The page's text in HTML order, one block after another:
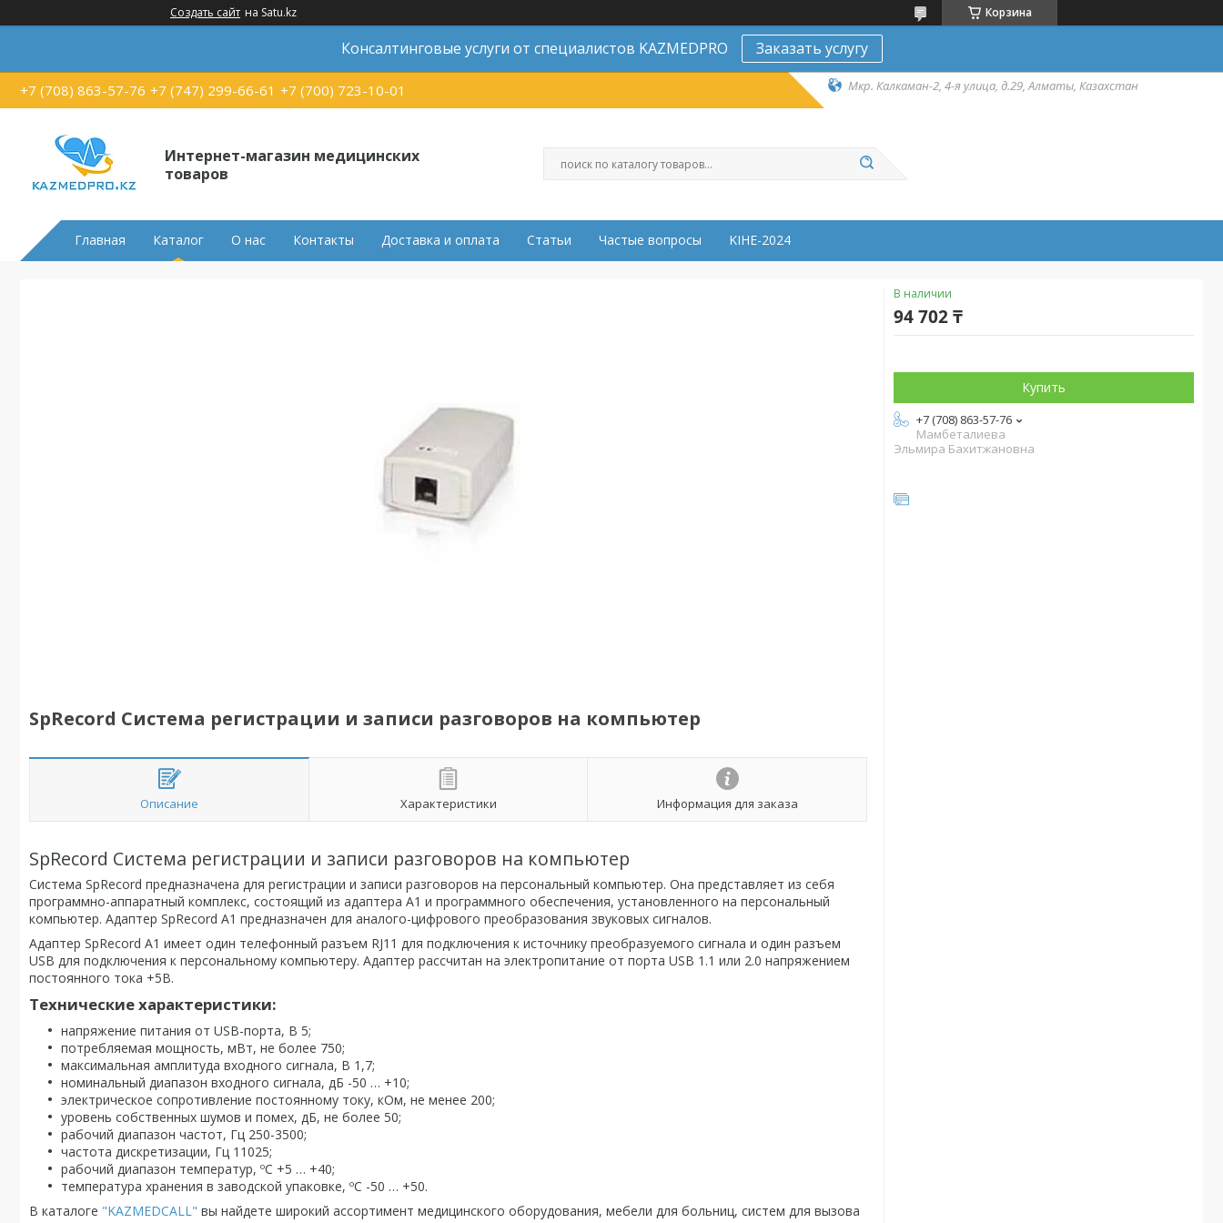
Создать сайт на Satu.kz Корзина
Консалтинговые услуги от специалистов KAZMEDPRO Заказать услугу
+7 (708) 863-57-76 +7 (747) 299-66-61 +7 (700) 723-10-01 Мкр. Калкаман-2, 4-я улица, д.29, Алматы, Казахстан
Интернет-магазин медицинских
товаров
Главная Каталог О нас Контакты Доставка и оплата Статьи Частые вопросы KIHE-2024
SpRecord Система регистрации и записи разговоров на компьютер
Описание Характеристики Информация для заказа
SpRecord Система регистрации и записи разговоров на компьютер
Система SpRecord предназначена для регистрации и записи разговоров на персональный компьютер. Она представляет из себя
программно-аппаратный комплекс, состоящий из адаптера А1 и программного обеспечения, установленного на персональный
компьютер. Адаптер SpRecord A1 предназначен для аналого-цифрового преобразования звуковых сигналов.
Адаптер SpRecord А1 имеет один телефонный разъем RJ11 для подключения к источнику преобразуемого сигнала и один разъем
USB для подключения к персональному компьютеру. Адаптер рассчитан на электропитание от порта USB 1.1 или 2.0 напряжением
постоянного тока +5В.
Технические характеристики:
напряжение питания от USB-порта, В 5;
потребляемая мощность, мВт, не более 750;
максимальная амплитуда входного сигнала, В 1,7;
номинальный диапазон входного сигнала, дБ -50 … +10;
электрическое сопротивление постоянному току, кОм, не менее 200;
уровень собственных шумов и помех, дБ, не более 50;
рабочий диапазон частот, Гц 250-3500;
частота дискретизации, Гц 11025;
рабочий диапазон температур, ºС +5 … +40;
температура хранения в заводской упаковке, ºС -50 … +50.
В каталоге "KAZMEDCALL" вы найдете широкий ассортимент медицинского оборудования, мебели для больниц, систем для вызова
В наличии
94 702 ₸
Купить
+7 (708) 863-57-76
Мамбеталиева
Эльмира Бахитжановна